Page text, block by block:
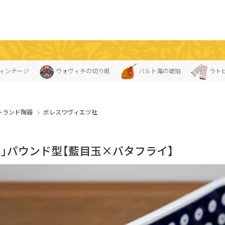
ンテージ ウォヴィチの切り紙 バルト海の琥珀 ラト
ランド陶器 ボレスワヴィエツ社
パウンド型【藍目玉×バタフライ】